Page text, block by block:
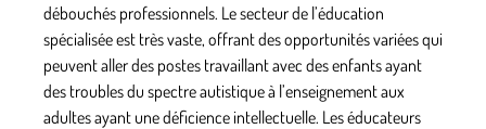
débouchés professionnels. Le secteur de l’éducation
spécialisée est très vaste, offrant des opportunités variées qui
peuvent aller des postes travaillant avec des enfants ayant
des troubles du spectre autistique à l’enseignement aux
adultes ayant une déficience intellectuelle. Les éducateurs